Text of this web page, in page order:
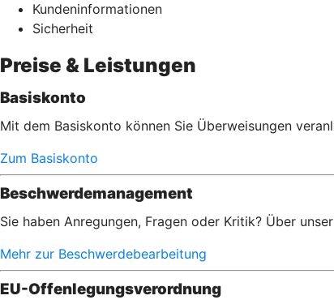
Kundeninformationen
Sicherheit
Preise & Leistungen
Basiskonto
Mit dem Basiskonto können Sie Überweisungen
Zum Basiskonto
Beschwerdemanagement
Sie haben Anregungen, Fragen oder Kritik? Über
Mehr zur Beschwerdebearbeitung
EU-Offenlegungsverordnung